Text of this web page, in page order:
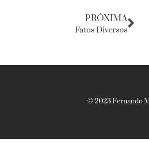
PRÓXIMA
Fatos Diversos
© 2023 Fernando